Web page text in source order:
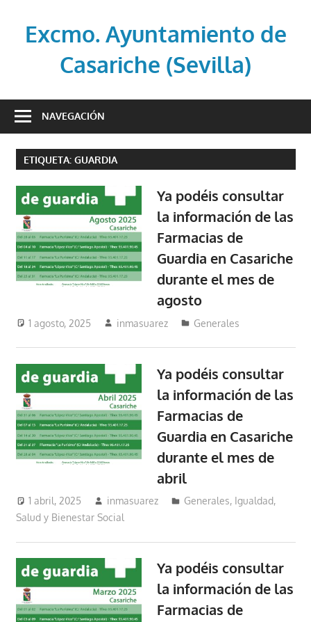
contenidoExcmo. Ayuntamiento de
Casariche (Sevilla)
oficial
Ayuntamiento
de
Casariche
(Sevilla)
NAVEGACIÓN
ETIQUETA: GUARDIA
Ya podéis consultar
la información de las
Farmacias de
Guardia en Casariche
durante el mes de
agosto
1 agosto, 2025 inmasuarez Generales
Ya podéis consultar
la información de las
Farmacias de
Guardia en Casariche
durante el mes de
abril
1 abril, 2025 inmasuarez Generales, Igualdad,
Salud y Bienestar Social
Ya podéis consultar
la información de las
Farmacias de